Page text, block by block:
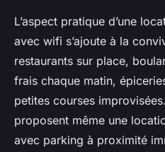
L’aspect pratique d’une
avec wifi s’ajoute à la
restaurants sur place,
frais chaque matin,
petites courses
proposent même une
avec parking à proximité